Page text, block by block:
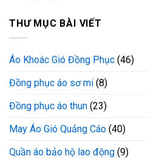
THƯ MỤC BÀI VIẾT
Áo Khoác Gió Đồng Phục (46)
Đồng phục áo sơ mi (8)
Đồng phục áo thun (23)
May Áo Gió Quảng Cáo (40)
Quần áo bảo hộ lao động (9)